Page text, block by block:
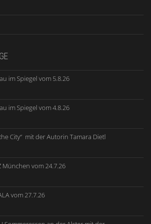
im Spiegel vom 5.8.26
im Spiegel vom 4.8.26
City“ mit der Autorin Tamara Dietl
München vom 24.7.26
vom 27.7.26